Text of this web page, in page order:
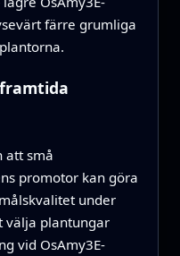
färre grumliga
att små
promotor kan göra
under
välja plantungar
vid OsAmy3E-